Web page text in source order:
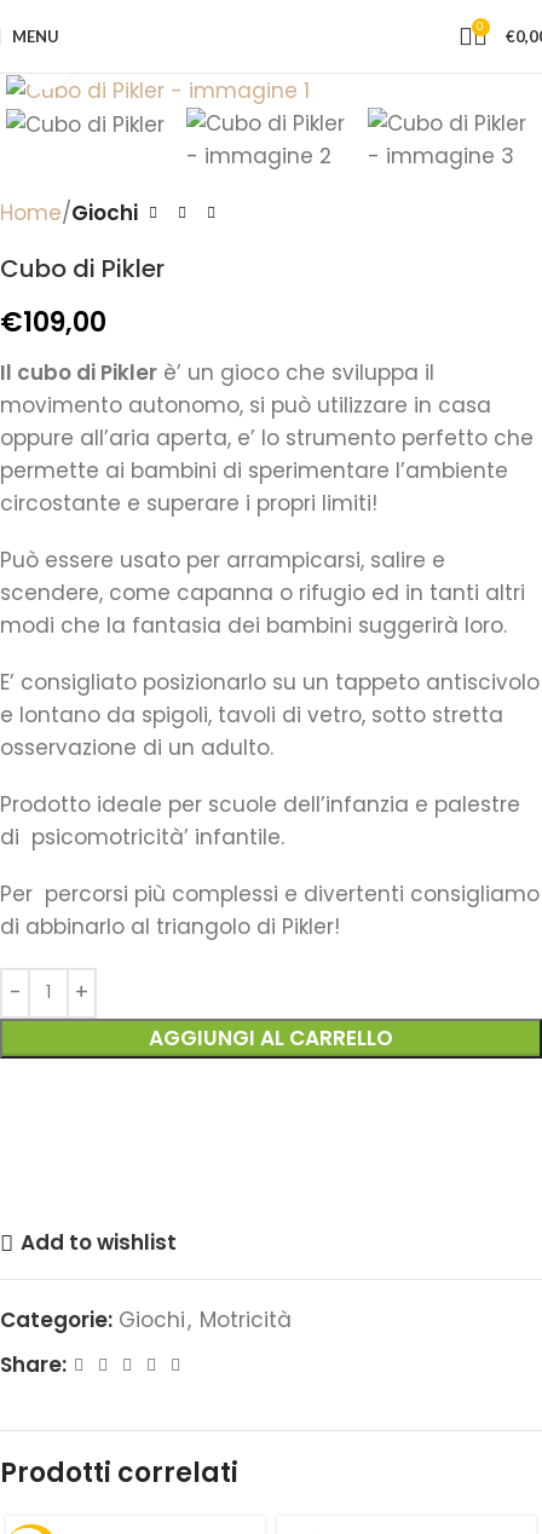
MENU 0 €
Home Giochi
Cubo di Pikler
€109,00
Il cubo di Pikler è’ un gioco che sviluppa il
movimento autonomo, si può utilizzare in casa
oppure all’aria aperta, e’ lo strumento perfetto che
permette ai bambini di sperimentare l’ambiente
circostante e superare i propri limiti!
Può essere usato per arrampicarsi, salire e
scendere, come capanna o rifugio ed in tanti altri
modi che la fantasia dei bambini suggerirà loro.
E’ consigliato posizionarlo su un tappeto antiscivolo
e lontano da spigoli, tavoli di vetro, sotto stretta
osservazione di un adulto.
Prodotto ideale per scuole dell’infanzia e palestre
di psicomotricità’ infantile.
Per percorsi più complessi e divertenti consigliamo
di abbinarlo al triangolo di Pikler!
AGGIUNGI AL CARRELLO
Add to wishlist
Categorie: Giochi, Motricità
Share:
Prodotti correlati